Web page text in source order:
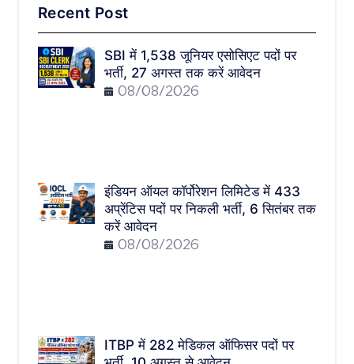
Recent Post
SBI में 1,538 जूनियर एसोसिएट पदों पर
भर्ती, 27 अगस्त तक करें आवेदन
08/08/2026
इंडियन ऑयल कॉर्पोरेशन लिमिटेड में 433
अप्रेंटिस पदों पर निकली भर्ती, 6 सितंबर तक
करें आवेदन
08/08/2026
ITBP में 282 मेडिकल ऑफिसर पदों पर